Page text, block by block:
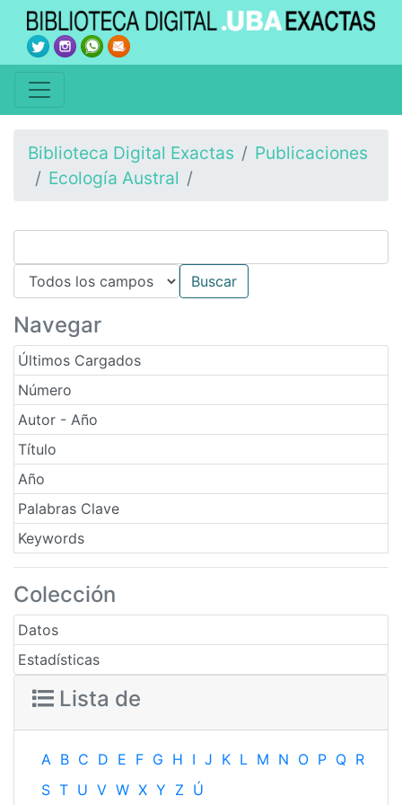
Biblioteca Digital Exactas
Publicaciones
Ecología Austral
Navegar
Últimos Cargados
Número
Autor - Año
Título
Año
Palabras Clave
Keywords
Colección
Datos
Estadísticas
Lista de
A B C D E F G H I J K L M N O P Q R
S T U V W X Y Z Ú